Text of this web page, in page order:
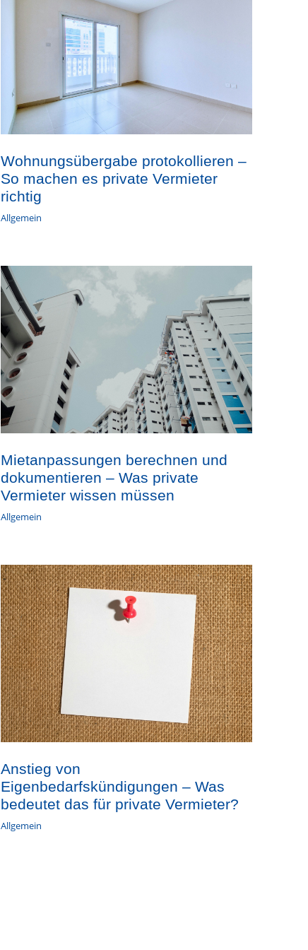
Wohnungsübergabe protokollieren –
So machen es private Vermieter
richtig
Allgemein
Mietanpassungen berechnen und
dokumentieren – Was private
Vermieter wissen müssen
Allgemein
Anstieg von
Eigenbedarfskündigungen – Was
bedeutet das für private Vermieter?
Allgemein